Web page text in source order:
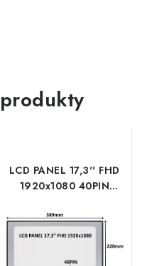
LCD PANEL 17,3'' FHD
1920x1080 40PIN
BEZ ÚCHYTŮ
77030549 SIL